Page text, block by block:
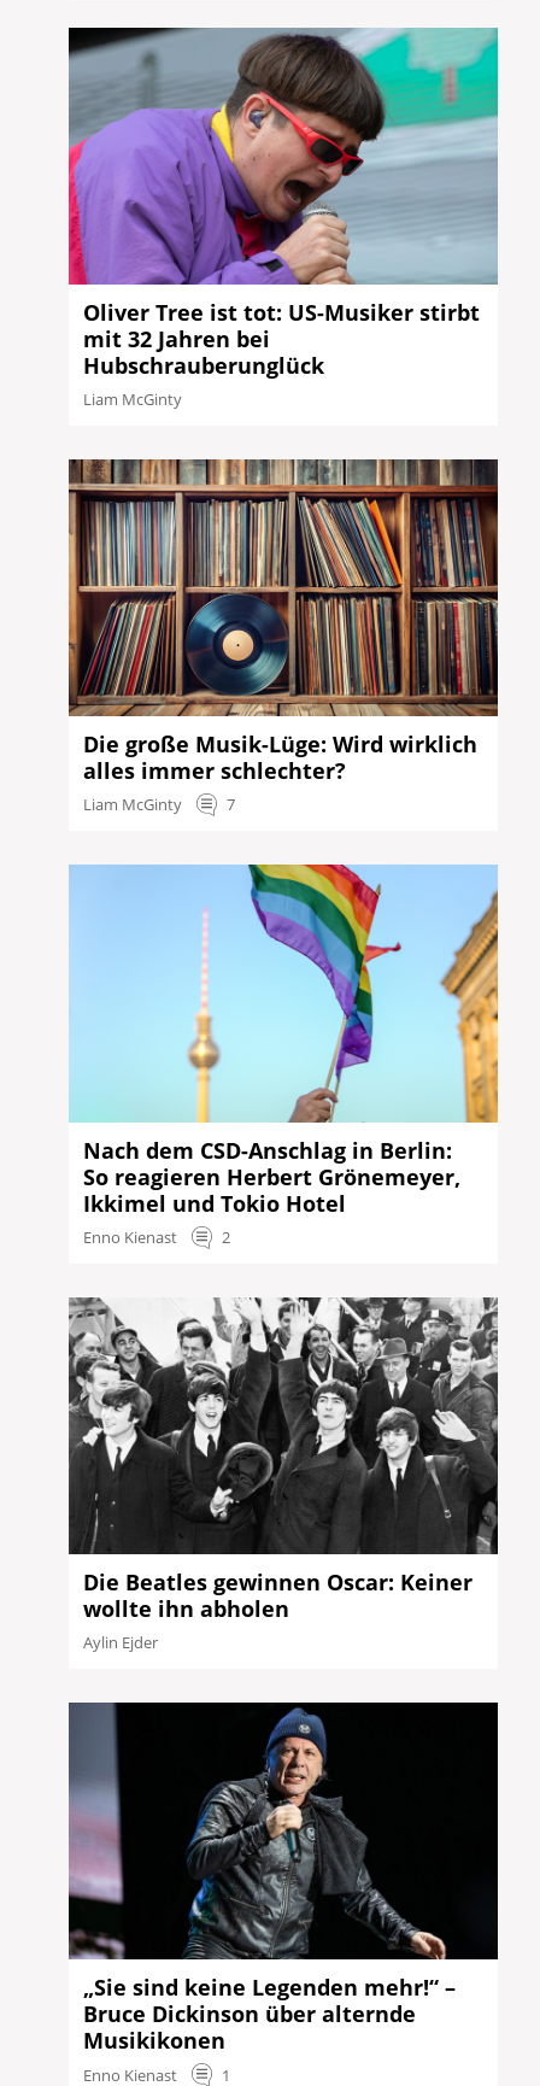
Oliver Tree ist tot: US-Musiker stirbt
mit 32 Jahren bei
Hubschrauberunglück
Liam McGinty
Die große Musik-Lüge: Wird wirklich
alles immer schlechter?
Liam McGinty 7
Nach dem CSD-Anschlag in Berlin:
So reagieren Herbert Grönemeyer,
Ikkimel und Tokio Hotel
Enno Kienast 2
Die Beatles gewinnen Oscar: Keiner
wollte ihn abholen
Aylin Ejder
„Sie sind keine Legenden mehr!“ –
Bruce Dickinson über alternde
Musikikonen
Enno Kienast 1